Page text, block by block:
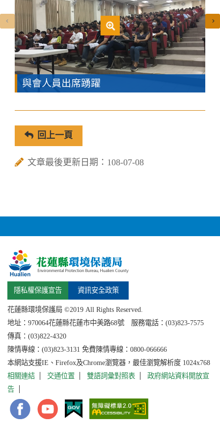
與會人員出席踴躍
回上一頁
文章最後更新日期：108-07-08
隱私權保護宣告 資訊安全政策
花蓮縣環境保護局 ©2019 All Rights Reserved.
地址： 970064花蓮縣花蓮市中美路68號 服務電話：(03)823-7575
傳真：(03)822-4320
陳情專線：(03)823-3131 免費陳情專線：0800-066666
本網站支援IE、Firefox及Chrome瀏覽器，最佳瀏覽解析度 1024x768
相關連結
交通位置 雙語詞彙對照表
政府網站資料開放宣
告